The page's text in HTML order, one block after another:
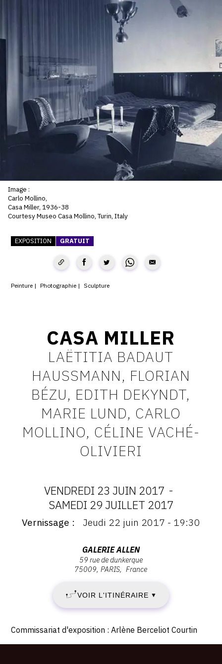
SERVICES
CRÉER SON CATALOGUE RAISONNÉ
ABONNEMENTS DÉDIÉS AUX GALERISTES
CRÉER SON SITE ARTISTE
CRÉER SON CATALOGUE D'EXPO
PUBLIER SES EXPOSITIONS
DEVENIR CONTRIBUTEUR
À PROPOS
À PROPOS D'OAM
CONTACT
INSTAGRAM
FACEBOOK
TWITTER
PINTEREST
Image :
Carlo Mollino,
Casa Miller, 1936-38
Courtesy Museo Casa Mollino, Turin, Italy
EXPOSITION GRATUIT
Peinture Photographie Sculpture
CASA MILLER
LAËTITIA BADAUT
HAUSSMANN, FLORIAN
BÉZU, EDITH DEKYNDT,
MARIE LUND, CARLO
MOLLINO, CÉLINE VACHÉ-
OLIVIERI
DATES
:
VENDREDI
23
JUIN
2017
-
VENDREDI 23 JUIN 2017 -
SAMEDI 29 JUILLET 2017
Vernissage
Vernissage Jeudi 22 juin 2017 - 19:30
de
GALERIE ALLEN
59 rue de dunkerque
75009 PARIS France
VOIR L'ITINÉRAIRE ▼
Description,
Commissariat d'exposition : Arlène Berceliot Courtin